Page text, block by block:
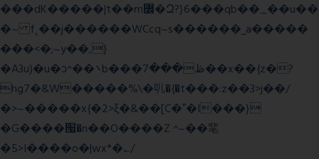
���dK�����|t��m߼�Զ?}6���qb��_��u��
�~ f˛��j������WCcq~s������˽a�����
���<�;~y��,}
�A3u)�u�ͻ^��܌b���ڟ���7��x��{z�?
hg7�&W�����%\�䶷�{�t���:z��3>j��/
�>~�����x{�2>ξ�&��[C�ˮ�I���}
�G����՗�n��O����Z ^~��靟
�5>I����o�|wx*�؎/